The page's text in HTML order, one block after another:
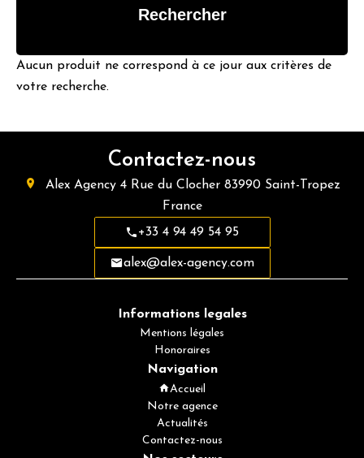
Aucun produit ne correspond à ce jour aux critères de
votre recherche.
Rechercher
Contactez-nous
Alex Agency4 Rue du Clocher 83990Saint-Tropez
France
+33 4 94 49 54 95
alex@alex-agency.com
Informations legales
Mentions légales
Honoraires
Navigation
Accueil
Notre agence
Actualités
Contactez-nous